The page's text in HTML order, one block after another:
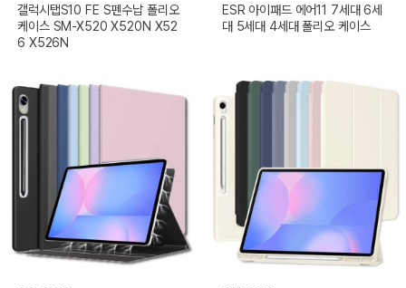
갤럭시탭S10 FE S펜수납 폴리오
케이스 SM-X520 X520N X52
6 X526N
ESR 아이패드 에어11 7세대 6세
대 5세대 4세대 폴리오 케이스